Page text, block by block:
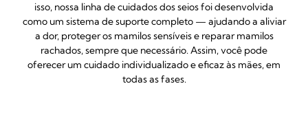
isso, nossa linha de cuidados dos seios foi desenvolvida
como um sistema de suporte completo — ajudando a aliviar
a dor, proteger os mamilos sensíveis e reparar mamilos
rachados, sempre que necessário. Assim, você pode
oferecer um cuidado individualizado e eficaz às mães, em
todas as fases.